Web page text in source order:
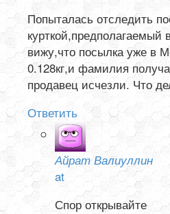
Попыталась отследить
курткой,предполагаемый
вижу,что посылка уже в
0.128кг,и фамилия
продавец исчезли. Что
Ответить
Айрат Валиуллин
at
Спор открывайте